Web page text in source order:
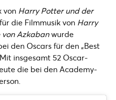
von Harry Potter und der
die Filmmusik von Harry
Azkabanwurde
den Oscars für den „Best
insgesamt 52 Oscar-
die bei den Academy-